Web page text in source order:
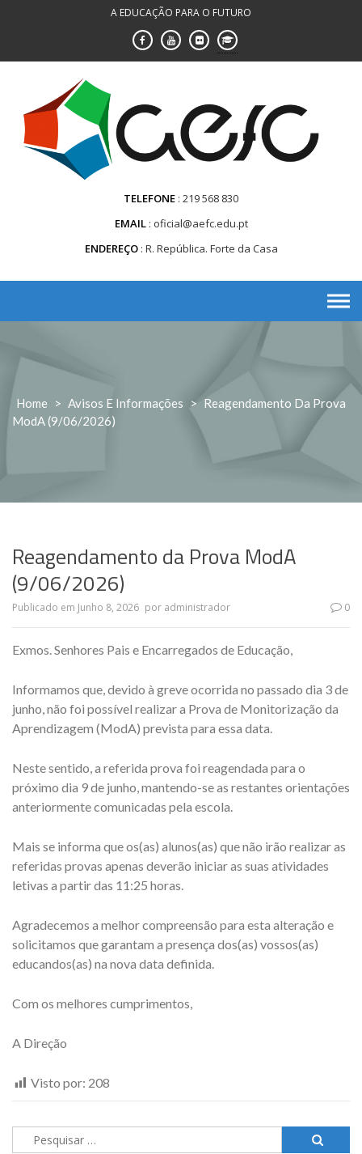
A EDUCAÇÃO PARA O FUTURO
TELEFONE 219 568 830
EMAIL oficial@aefc.edu.pt
ENDEREÇO R. República. Forte da Casa
Home > Avisos E Informações > Reagendamento Da Prova
ModA (9/06/2026)
Reagendamento da Prova ModA
(9/06/2026)
Publicado em Junho 8, 2026 por administrador 0
Exmos. Senhores Pais e Encarregados de Educação,
Informamos que, devido à greve ocorrida no passado dia 3 de
junho, não foi possível realizar a Prova de Monitorização da
Aprendizagem (ModA) prevista para essa data.
Neste sentido, a referida prova foi reagendada para o
próximo dia 9 de junho, mantendo-se as restantes orientações
anteriormente comunicadas pela escola.
Mais se informa que os(as) alunos(as) que não irão realizar as
referidas provas apenas deverão iniciar as suas atividades
letivas a partir das 11:25 horas.
Agradecemos a melhor compreensão para esta alteração e
solicitamos que garantam a presença dos(as) vossos(as)
educandos(as) na nova data definida.
Com os melhores cumprimentos,
A Direção
Visto por: 208
Pesquisar